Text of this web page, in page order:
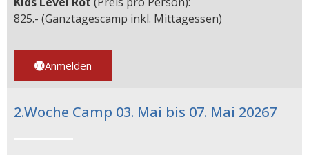
825.- (Ganztagescamp inkl. Mittagessen)
Anmelden
2.Woche Camp 03. Mai bis 07. Mai 20267